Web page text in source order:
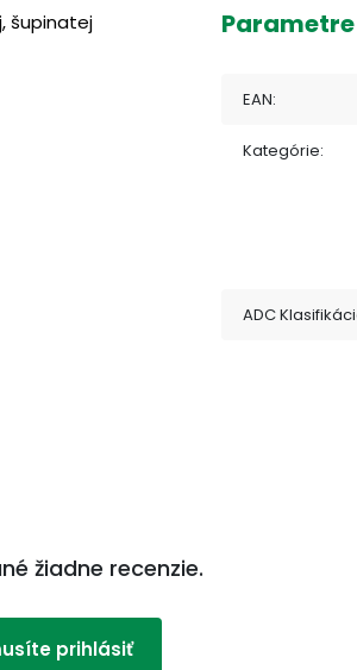
šupinatej
Parametre
EAN:
Kategórie:
ADC
žiadne recenzie.
prihlásiť